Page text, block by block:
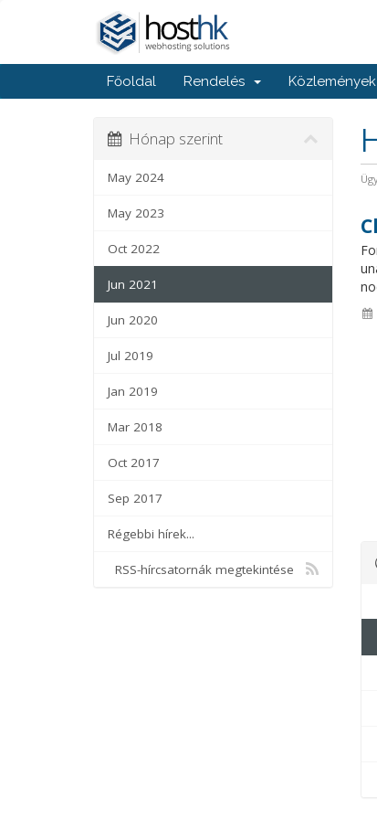
Főoldal Rendelés Közlemények
Hónap szerint
May 2024
May 2023
Oct 2022
Jun 2021
Jun 2020
Jul 2019
Jan 2019
Mar 2018
Oct 2017
Sep 2017
Régebbi hírek...
RSS-hírcsatornák megtekintése